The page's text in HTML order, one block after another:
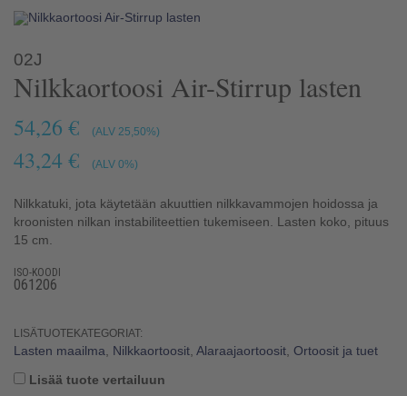
02J
Nilkkaortoosi Air-Stirrup lasten
54,26 € (ALV 25,50%)
43,24 € (ALV 0%)
Nilkkatuki, jota käytetään akuuttien nilkkavammojen hoidossa ja
kroonisten nilkan instabiliteettien tukemiseen. Lasten koko, pituus
15 cm.
ISO-KOODI
061206
LISÄTUOTEKATEGORIAT:
Lasten maailma Nilkkaortoosit Alaraajaortoosit Ortoosit ja tuet
Lisää tuote vertailuun